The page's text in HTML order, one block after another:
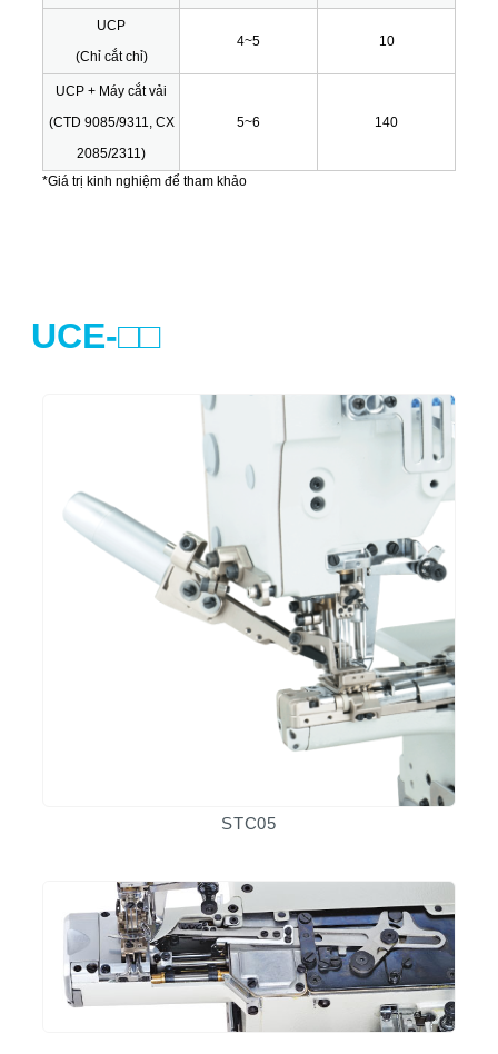
UCP
(Chỉ cắt chỉ)
4~5 10
UCP + Máy cắt vải
(CTD 9085/9311, CX
2085/2311)
5~6 140
*Giá trị kinh nghiệm để tham khảo
UCE-□□
STC05